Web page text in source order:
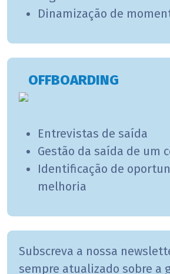
Dinamização de
OFFBOARDING
Entrevistas de saída
Gestão da saída de um
Identificação de
melhoria
Subscreva a nossa
sempre atualizado sobre a